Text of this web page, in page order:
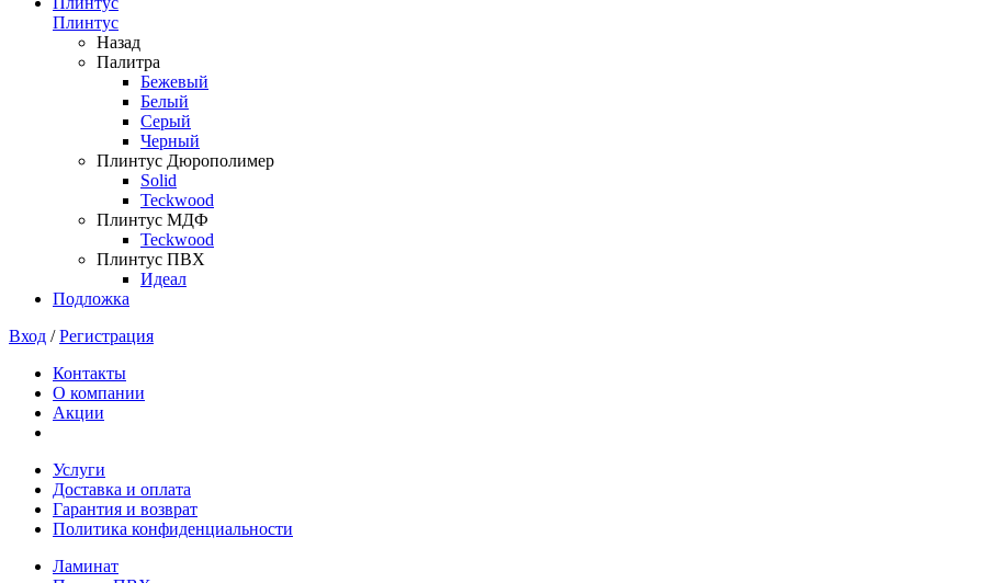
Плинтус
Назад
Палитра
Бежевый
Белый
Серый
Черный
Плинтус Дюрополимер
Solid
Teckwood
Плинтус МДФ
Teckwood
Плинтус ПВХ
Идеал
Подложка
Вход /Регистрация
Контакты
О компании
Акции
Услуги
Доставка и оплата
Гарантия и возврат
Политика конфиденциальности
Ламинат